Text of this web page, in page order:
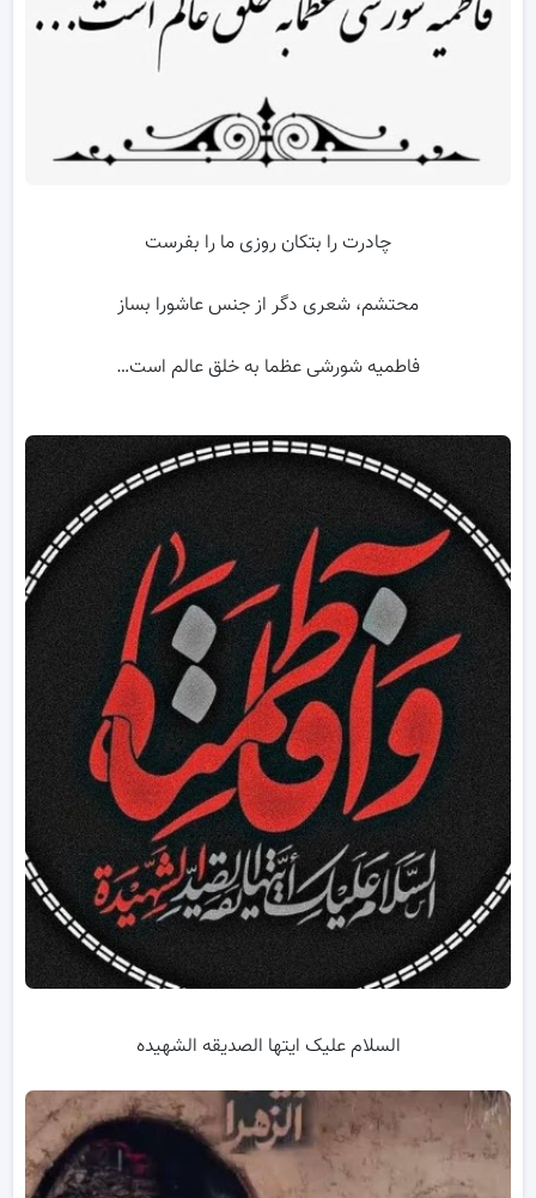
چادرت را بتکان روزی ما را بفرست
محتشم، شعری دگر از جنس عاشورا بساز
فاطمیه شورشی عظما به خلق عالم است…
السلام علیک ایتها الصدیقه الشهیده